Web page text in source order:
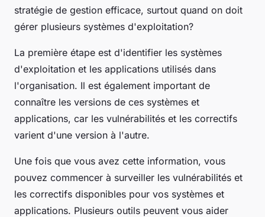
stratégie de gestion efficace, surtout quand on doit
gérer plusieurs systèmes d'exploitation?
La première étape est d'identifier les systèmes
d'exploitation et les applications utilisés dans
l'organisation. Il est également important de
connaître les versions de ces systèmes et
applications, car les vulnérabilités et les correctifs
varient d'une version à l'autre.
Une fois que vous avez cette information, vous
pouvez commencer à surveiller les vulnérabilités et
les correctifs disponibles pour vos systèmes et
applications. Plusieurs outils peuvent vous aider